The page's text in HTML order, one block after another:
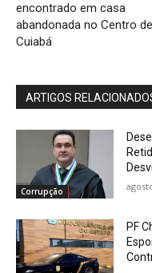
encontrado em casa
abandonada no Centro de
Cuiabá
ARTIGOS
Corrupção
PF